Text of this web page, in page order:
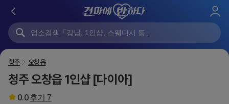
로
청주 오창읍
청주 오창읍 1인샵 [다이아]
0.0후기 7